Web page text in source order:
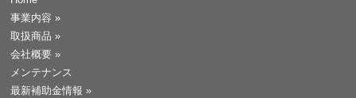
事業内容 »
取扱商品 »
会社概要 »
メンテナンス
最新補助金情報 »